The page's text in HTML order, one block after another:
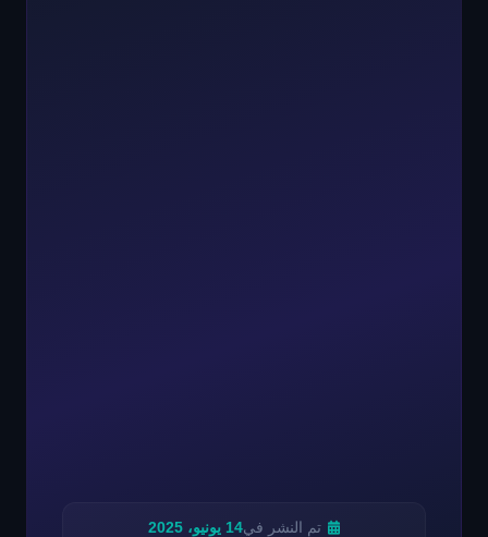
تم النشر في14 يونيو، 2025